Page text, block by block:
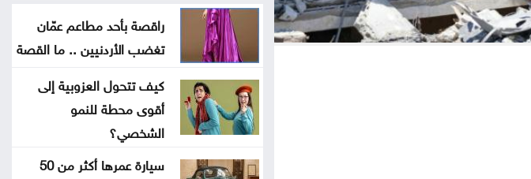
هل سيعيش أبناؤنا حياة أسوأ منا
مات قبل تخرجه بشهر .. فيديو مؤثر
لأم تتسلم شهادة ابنها الراحل
موجة حر قوية تضرب المنطقة بحرارة
تلامس 50 مئوية .. ماذا عن الأردن؟
راقصة بأحد مطاعم عمّان
تغضب الأردنيين .. ما القصة
كيف تتحول العزوبية إلى
أقوى محطة للنمو
الشخصي؟
سيارة عمرها أكثر من 50